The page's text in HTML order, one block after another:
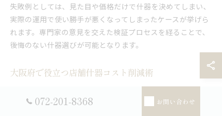
失敗例としては、見た目や価格だけで什器を決めてしまい、
実際の運用で使い勝手が悪くなってしまったケースが挙げら
れます。専門家の意見を交えた検証プロセスを経ることで、
後悔のない什器選びが可能となります。
大阪府で役立つ店舗什器コスト削減術
選ぶのではなく、耐久性やメンテナンス性を含めたトータル
072-201-8368 お問い合わせ